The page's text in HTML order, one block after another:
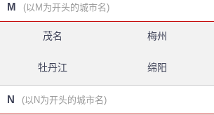
M (以M为开头的城市名)
茂名 梅州
牡丹江 绵阳
N (以N为开头的城市名)